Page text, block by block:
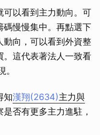
可以看到主力動向。可
碼慢慢集中。再點選下
動向，可以看到外資整
。這代表著法人一致看
。
知漢翔(2634)主力與
是否有更多主力進駐，